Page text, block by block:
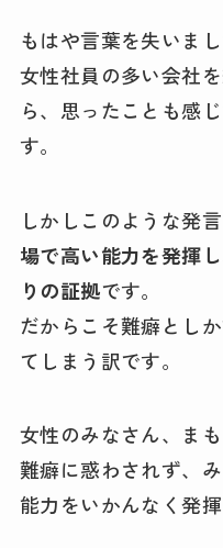
もはや言葉を失いまし
女性社員の多い会社
ら、思ったことも感
す。
しかしこのような発言
場で高い能力を発揮
りの証拠です。
だからこそ難癖とし
てしまう訳です。
女性のみなさん、まも
難癖に惑わされず、
能力をいかんなく発